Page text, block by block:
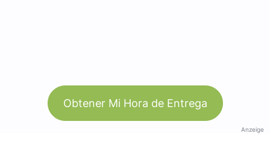
Obtener Mi Hora de Entrega
Anzeige